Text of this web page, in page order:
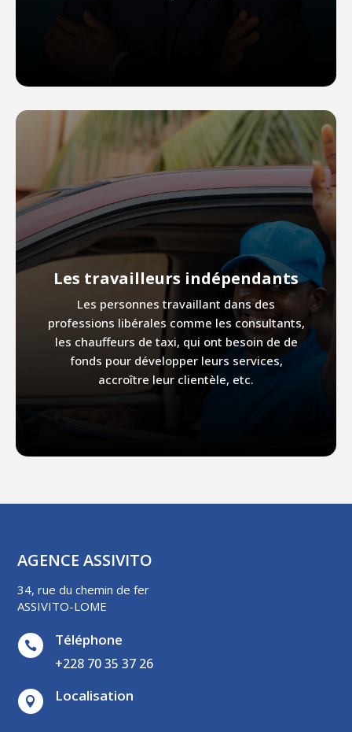
Les travailleurs indépendants
Les personnes travaillant dans des
professions libérales comme les consultants,
les chauffeurs de taxi, qui ont besoin de de
fonds pour développer leurs services,
accroître leur clientèle, etc.
AGENCE ASSIVITO
34, rue du chemin de fer
ASSIVITO-LOME
 Téléphone
+228 70 35 37 26
 Localisation